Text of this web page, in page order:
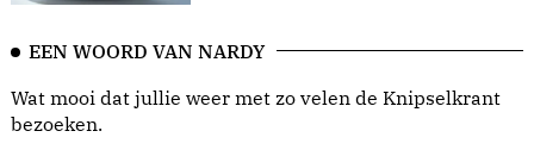
EEN WOORD VAN NARDY
Wat mooi dat jullie weer met zo velen de Knipselkrant
bezoeken.